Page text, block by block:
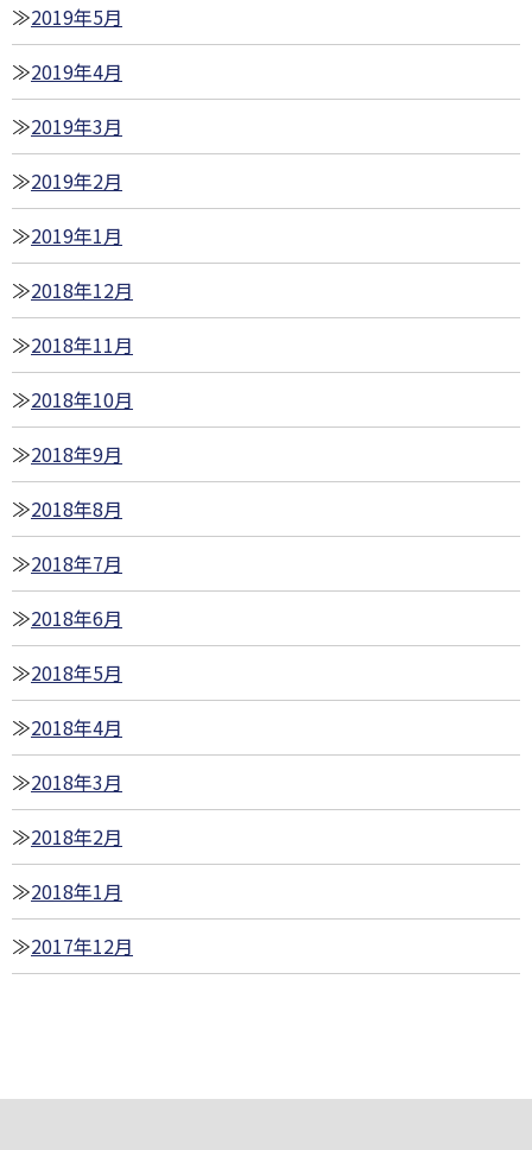
2019年5月
2019年4月
2019年3月
2019年2月
2019年1月
2018年12月
2018年11月
2018年10月
2018年9月
2018年8月
2018年7月
2018年6月
2018年5月
2018年4月
2018年3月
2018年2月
2018年1月
2017年12月